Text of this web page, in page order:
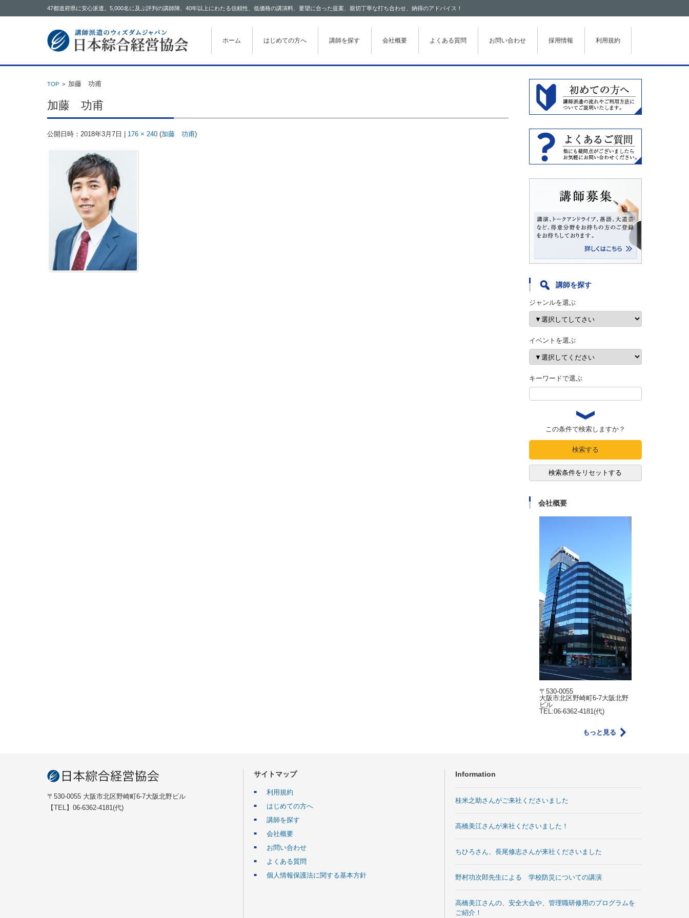
47都道府県に安心派遣。5,000名に及ぶ評判の講師陣、40年以上にわたる信頼性、低価格の講演料、要望に合った提案、親切丁寧な打ち合わせ、納得のアドバイス！
コンテンツに移動
ホーム はじめての方へ 講師を探す 会社概要 よくある質問 お問い合わせ 採用情報 利用規約
TOP > 加藤 功甫
加藤 功甫
公開日時： 2018年3月7日 176 × 240 (加藤 功甫)
講師を探す
ジャンルを選ぶ
イベントを選ぶ
キーワードで選ぶ
この条件で検索しますか？
検索する
検索条件をリセットする
会社概要
〒530-0055
大阪市北区野崎町6-7大阪北野
ビル
TEL:06-6362-4181(代)
もっと見る
〒530-0055 大阪市北区野崎町6-7大阪北野ビル
【TEL】06-6362-4181(代)
サイトマップ
利用規約
はじめての方へ
講師を探す
会社概要
お問い合わせ
よくある質問
個人情報保護法に関する基本方針
Information
桂米之助さんがご来社くださいました
高橋美江さんが来社くださいました！
ちひろさん、長尾修志さんが来社くださいました
野村功次郎先生による 学校防災についての講演
高橋美江さんの、安全大会や、管理職研修用のプログラムを
ご紹介！